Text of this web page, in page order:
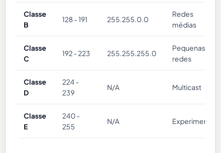
Classe
B
128 - 191 255.255.0.0
Redes
médias
Classe
C
192 - 223 255.255.255.0
Pequenas
redes
Classe
D
224 -
239
N/A Multicast
Classe
E
240 -
255
N/A Experimental